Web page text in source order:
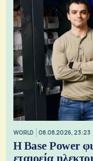
WORLD 08.08.2026, 23:23
Η Base Power
εταιρεία